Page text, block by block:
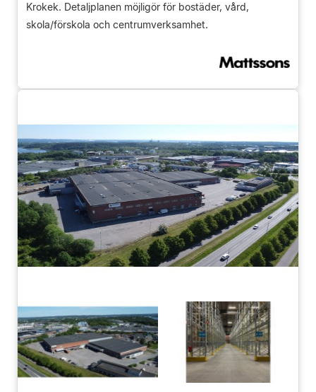
Krokek. Detaljplanen möjligör för bostäder, vård,
skola/förskola och centrumverksamhet.